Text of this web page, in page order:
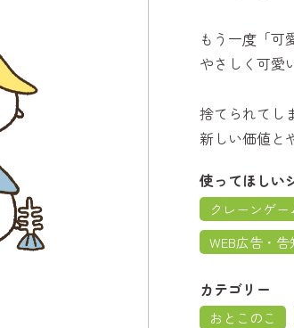
もう一度「可
やさしく可愛
捨てられてし
新しい価値と
使ってほしい
クレーンゲ
WEB広告・
カテゴリー
おとこのこ